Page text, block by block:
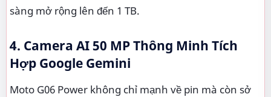
sàng mở rộng lên đến 1 TB.
4. Camera AI 50 MP Thông Minh Tích
Hợp Google Gemini
Moto G06 Power không chỉ mạnh về pin mà còn sở